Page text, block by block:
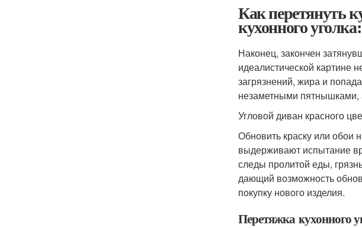
Как перетянуть
кухонного
Наконец, закончен
идеалистической картине
загрязнений, жира и
незаметными пятнышками,
Угловой диван красного
Обновить краску или обои
выдерживают испытание
следы пролитой еды,
дающий возможность
покупку нового изделия.
Перетяжка кухонного